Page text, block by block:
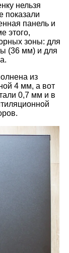
нельзя
показали
панель и
этого,
зоны: для
(36 мм) и для
из
4 мм, а вот
0,7 мм и в